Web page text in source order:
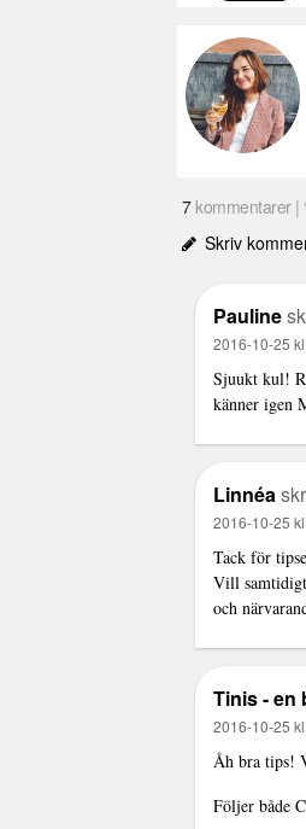
7kommentarer |
Skriv
Pauline
2016-10-25
Sjuukt kul!
känner igen
Linnéa
2016-10-25
Tack för
Vill samtidigt
och
Tinis - en
2016-10-25
Åh bra tips!
Följer både